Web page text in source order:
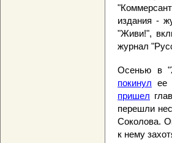
издания -
"Живи!",
журнал
Осенью в
покинул ее
пришел
перешли
Соколова.
к нему